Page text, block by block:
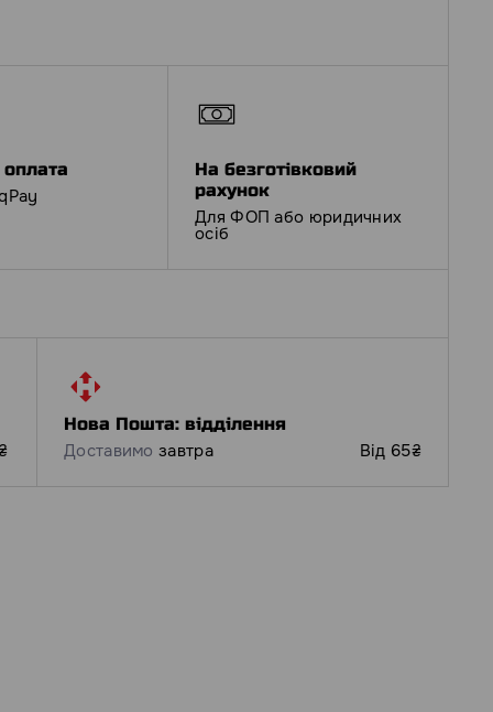
На безготівковий
рахунок
Для ФОП або юридичних
осіб
Нова Пошта: відділення
Доставимо завтра Від 65₴